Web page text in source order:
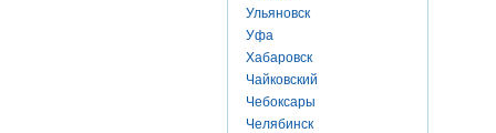
Ульяновск
Уфа
Хабаровск
Чайковский
Чебоксары
Челябинск